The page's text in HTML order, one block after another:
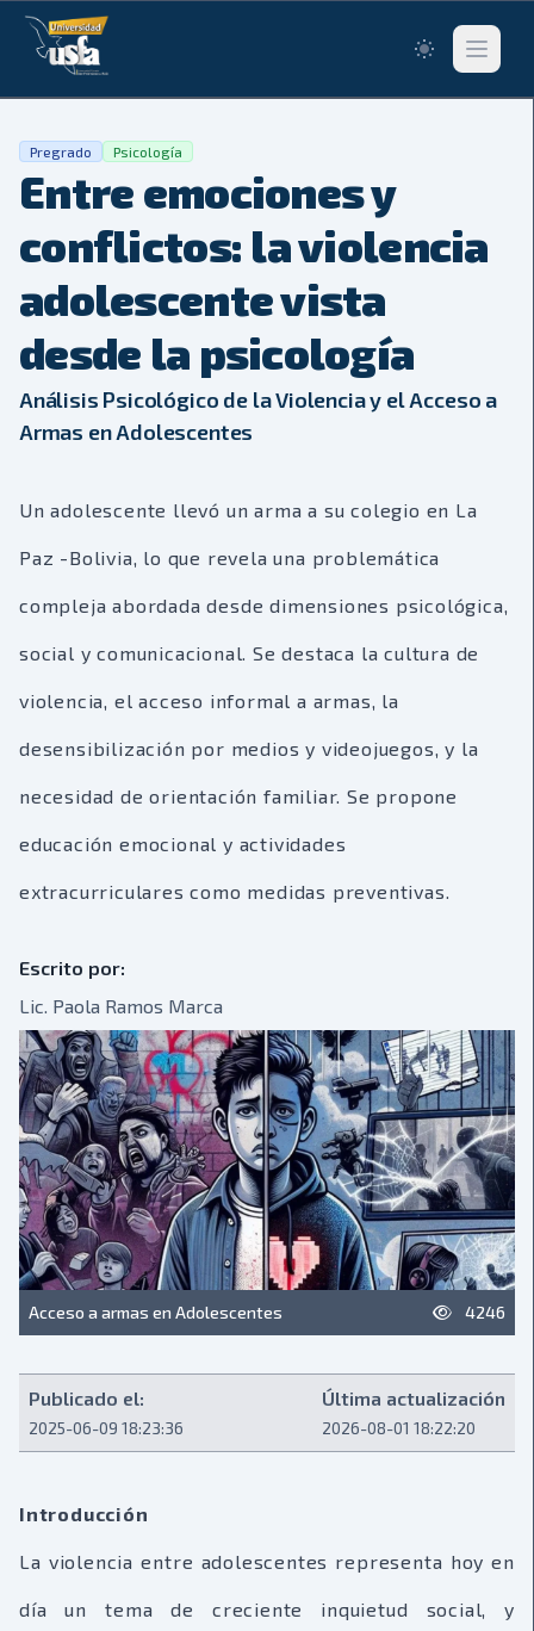
Switch to
Abrir
Pregrado Psicología
Entre emociones y
conflictos: la violencia
adolescente vista
desde la psicología
Análisis Psicológico de la Violencia y el Acceso a
Armas en Adolescentes
Un adolescente llevó un arma a su colegio en La
Paz -Bolivia, lo que revela una problemática
compleja abordada desde dimensiones psicológica,
social y comunicacional. Se destaca la cultura de
violencia, el acceso informal a armas, la
desensibilización por medios y videojuegos, y la
necesidad de orientación familiar. Se propone
educación emocional y actividades
extracurriculares como medidas preventivas.
Escrito por:
Lic. Paola Ramos Marca
Acceso a armas en Adolescentes 4246
Publicado el:
2025-06-09 18:23:36
Última actualización
2026-08-01 18:22:20
Introducción
La violencia entre adolescentes representa hoy en
día un tema de creciente inquietud social, y